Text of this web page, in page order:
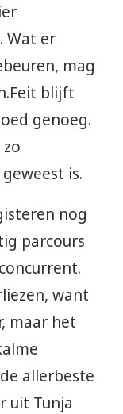
Wat er
mag
blijft
genoeg.
is.
nog
parcours
want
maar het
allerbeste
uit Tunja